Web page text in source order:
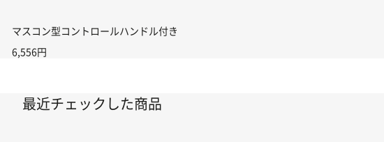
マスコン型コントロールハンドル付き コントローラー＆ポイント切り替えスイッチ
6,556円
最近チェックした商品